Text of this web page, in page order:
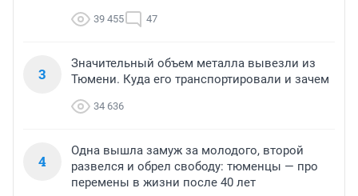
39 455 47
3
Значительный объем металла вывезли из
Тюмени. Куда его транспортировали и зачем
34 636
4
Одна вышла замуж за молодого, второй
развелся и обрел свободу: тюменцы — про
перемены в жизни после 40 лет